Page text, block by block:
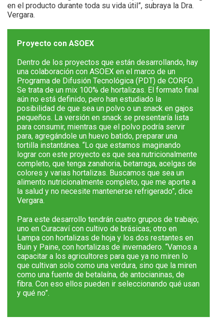
en el producto durante toda su vida útil”, subraya la Dra.
Vergara.
Proyecto con ASOEX
Dentro de los proyectos que están desarrollando, hay
una colaboración con ASOEX en el marco de un
Programa de Difusión Tecnológica (PDT) de CORFO.
Se trata de un mix 100% de hortalizas. El formato final
aún no está definido, pero han estudiado la
posibilidad de que sea un polvo o un snack en gajos
pequeños. La versión en snack se presentaría lista
para consumir, mientras que el polvo podría servir
para, agregándole un huevo batido, preparar una
tortilla instantánea. “Lo que estamos imaginando
lograr con este proyecto es que sea nutricionalmente
completo, que tenga zanahoria, betarraga, acelgas de
colores y varias hortalizas. Buscamos que sea un
alimento nutricionalmente completo, que me aporte a
la salud y no necesite mantenerse refrigerado”, dice
Vergara.
Para este desarrollo tendrán cuatro grupos de trabajo;
uno en Curacaví con cultivo de brásicas; otro en
Lampa con hortalizas de hoja y los dos restantes en
Buin y Paine, con hortalizas de invernadero. “Vamos a
capacitar a los agricultores para que ya no miren lo
que cultivan solo como una verdura, sino que la miren
como una fuente de betalaína, de antocianinas, de
fibra. Con eso ellos pueden ir seleccionando qué usan
y qué no”.